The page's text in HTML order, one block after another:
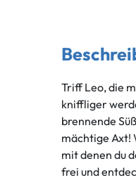
Triff Leo, die
kniffliger
brennende
mächtige Axt!
mit denen du
frei und